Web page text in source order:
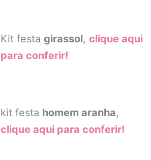
Kit festa girassol,clique aqui
para conferir!
kit festa homem aranha,
clique aqui para conferir!